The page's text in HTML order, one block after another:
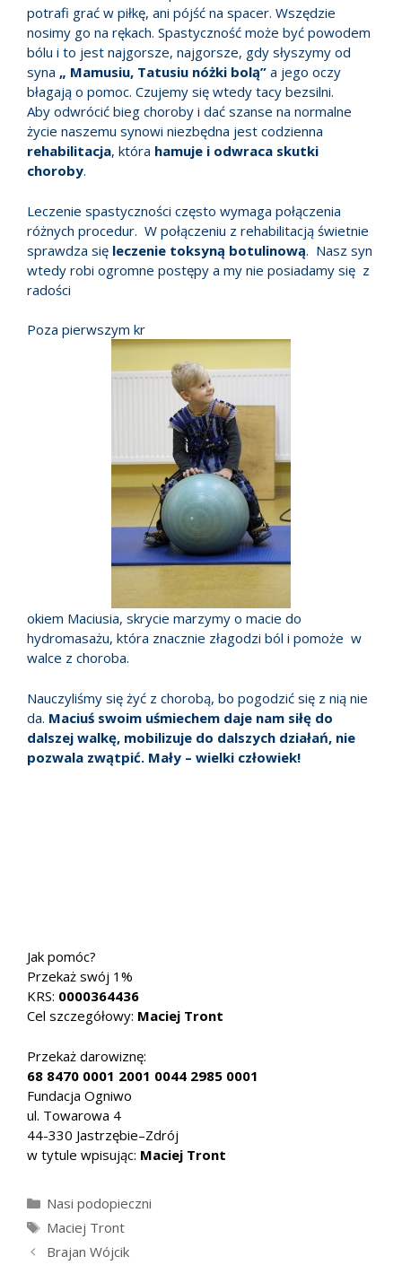
potrafi grać w piłkę, ani pójść na spacer. Wszędzie
nosimy go na rękach. Spastyczność może być powodem
bólu i to jest najgorsze, najgorsze, gdy słyszymy od
syna „ Mamusiu, Tatusiu nóżki bolą” a jego oczy
błagają o pomoc. Czujemy się wtedy tacy bezsilni.
Aby odwrócić bieg choroby i dać szanse na normalne
życie naszemu synowi niezbędna jest codzienna
rehabilitacja, która hamuje i odwraca skutki
choroby.
Leczenie spastyczności często wymaga połączenia
różnych procedur. W połączeniu z rehabilitacją świetnie
sprawdza się leczenie toksyną botulinową. Nasz syn
wtedy robi ogromne postępy a my nie posiadamy się z
radości
Poza pierwszym kr
okiem Maciusia, skrycie marzymy o macie do
hydromasażu, która znacznie złagodzi ból i pomoże w
walce z choroba.
Nauczyliśmy się żyć z chorobą, bo pogodzić się z nią nie
da. Maciuś swoim uśmiechem daje nam siłę do
dalszej walkę, mobilizuje do dalszych działań, nie
pozwala zwątpić. Mały – wielki człowiek!
Jak pomóc?
Przekaż swój 1%
KRS: 0000364436
Cel szczegółowy: Maciej Tront
Przekaż darowiznę:
68 8470 0001 2001 0044 2985 0001
Fundacja Ogniwo
ul. Towarowa 4
44-330 Jastrzębie–Zdrój
w tytule wpisując: Maciej Tront
Kategorie
Nasi podopieczni
Tagi
Maciej Tront
Brajan Wójcik